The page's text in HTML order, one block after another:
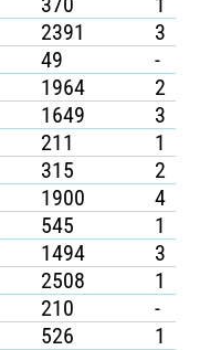
2391 3
49 -
1964 2
1649 3
211 1
315 2
1900 4
545 1
1494 3
2508 1
210 -
526 1